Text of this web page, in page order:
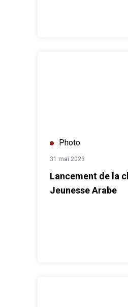
Photo
31 mai 2023
Lancement de la
Jeunesse Arabe